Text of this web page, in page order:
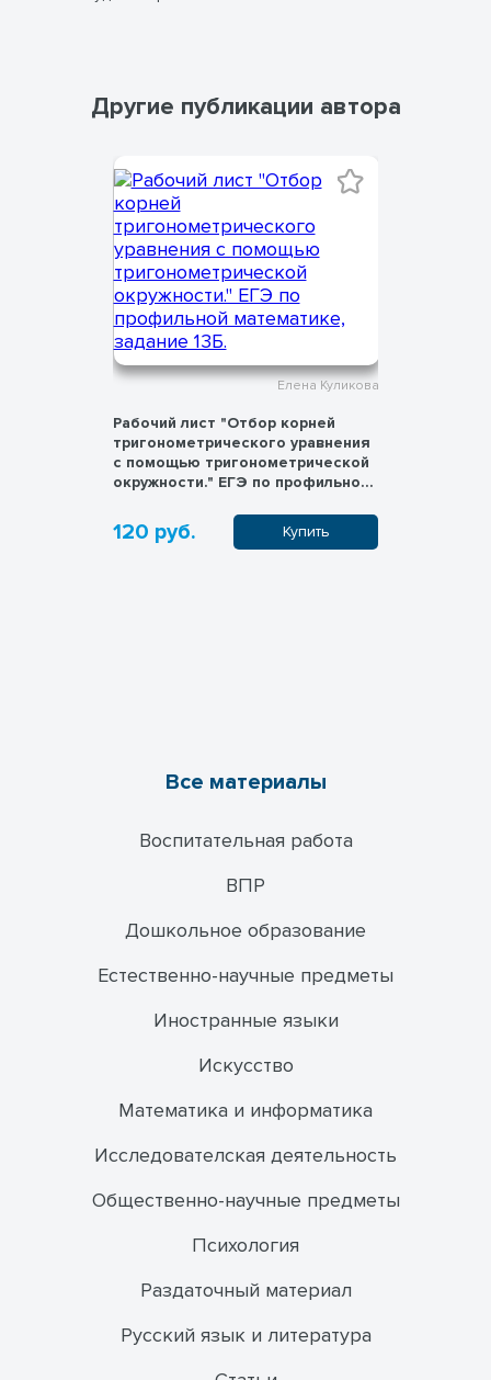
Другие публикации автора
Елена Куликова
Рабочий лист "Отбор корней
тригонометрического уравнения
с помощью тригонометрической
окружности." ЕГЭ по профильной
120 руб. Купить
Все материалы
Воспитательная работа
ВПР
Дошкольное образование
Естественно-научные предметы
Иностранные языки
Искусство
Математика и информатика
Исследователская деятельность
Общественно-научные предметы
Психология
Раздаточный материал
Русский язык и литература